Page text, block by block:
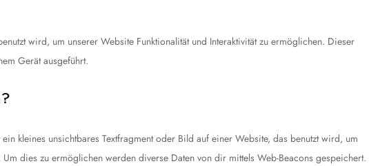
wird, um unserer Website Funktionalität und Interaktivität zu ermöglichen. Dieser
Gerät ausgeführt.
kleines unsichtbares Textfragment oder Bild auf einer Website, das benutzt wird, um
dies zu ermöglichen werden diverse Daten von dir mittels Web-Beacons gespeichert.